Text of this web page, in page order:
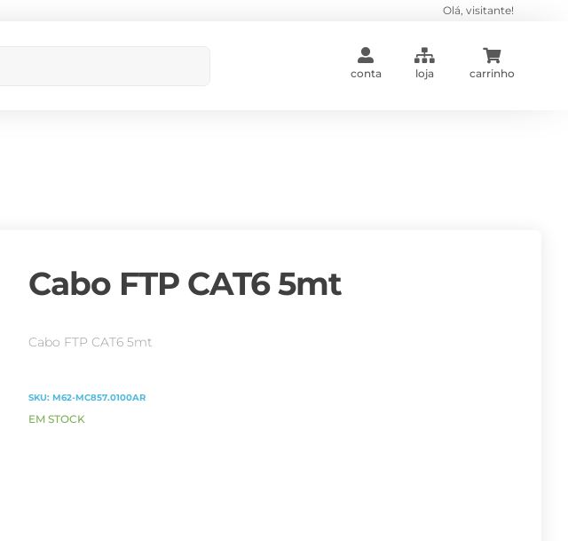
Olá, visitante!
conta loja carrinho
Cabo FTP CAT6 5mt
Cabo FTP CAT6 5mt
SKU:M62-MC857.0100AR
EM STOCK